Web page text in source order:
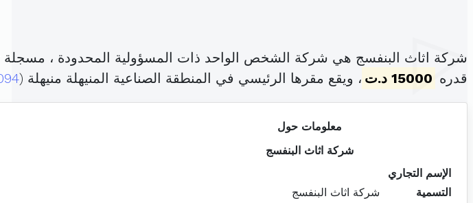
شركة اثاث البنفسج هي شركة الشخص الواحد ذات المسؤولية المحدودة ، مسجلة
قدره 15000 د.ت ، ويقع مقرها الرئيسي في المنطقة الصناعية المنيهلة منيهلة (
معلومات حول
شركة اثاث البنفسج
الإسم التجاري
التسمية
شركة اثاث البنفسج